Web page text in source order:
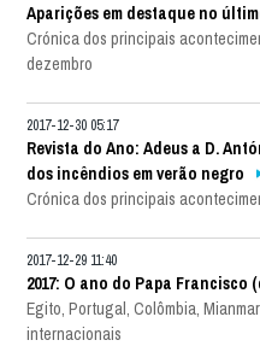
Aparições em destaque no
Crónica dos principais
dezembro
2017-12-30 05:17
Revista do Ano: Adeus a D.
dos incêndios em verão negro
Crónica dos principais
2017-12-29 11:40
2017: O ano do Papa
Egito, Portugal, Colômbia,
internacionais